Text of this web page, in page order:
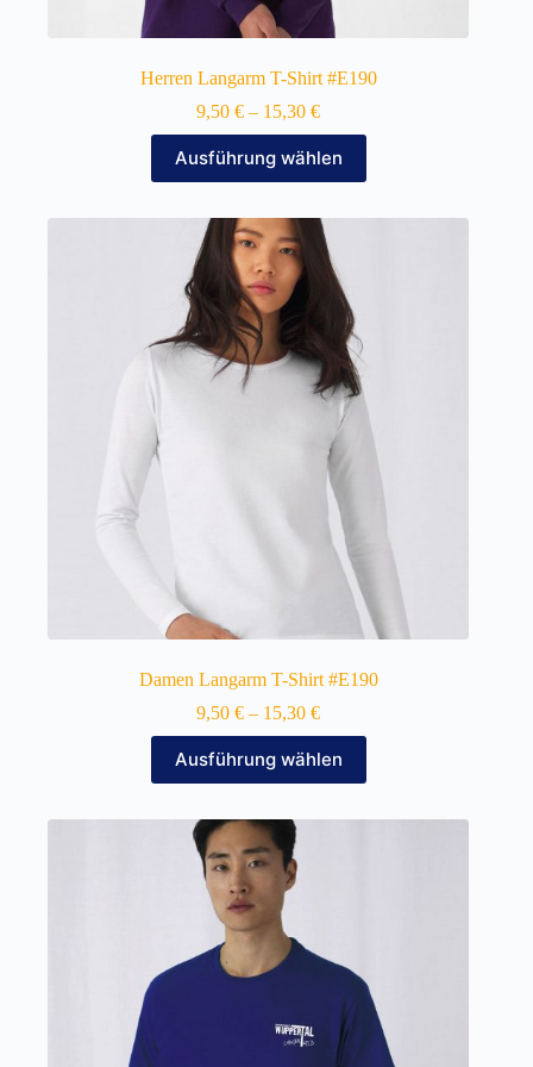
Herren Langarm T-Shirt #E190
9,50€ – 15,30€
Ausführung wählen
Produkt
weist
Varianten
auf.
Die
Optionen
können
auf
der
Produktseite
gewählt
Damen Langarm T-Shirt #E190
9,50€ – 15,30€
Ausführung wählen
Produkt
weist
Varianten
auf.
Die
Optionen
können
auf
der
Produktseite
werden